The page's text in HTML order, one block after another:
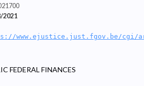
2021
www.ejustice.just.fgov.be/cgi/
FEDERAL FINANCES